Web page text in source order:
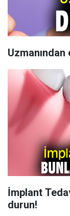
Uzmanından
İmplant
durun!